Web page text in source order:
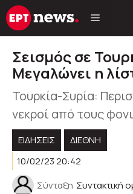
Μετάβαση
σε
Σεισμός σε
Μεγαλώνει η
Τουρκία-Συρία:
νεκροί από τους
ΕΙΔΗΣΕΙΣ
ΔΙΕΘΝΗ
10/02/23 20:42
Σύνταξη Συντακτική